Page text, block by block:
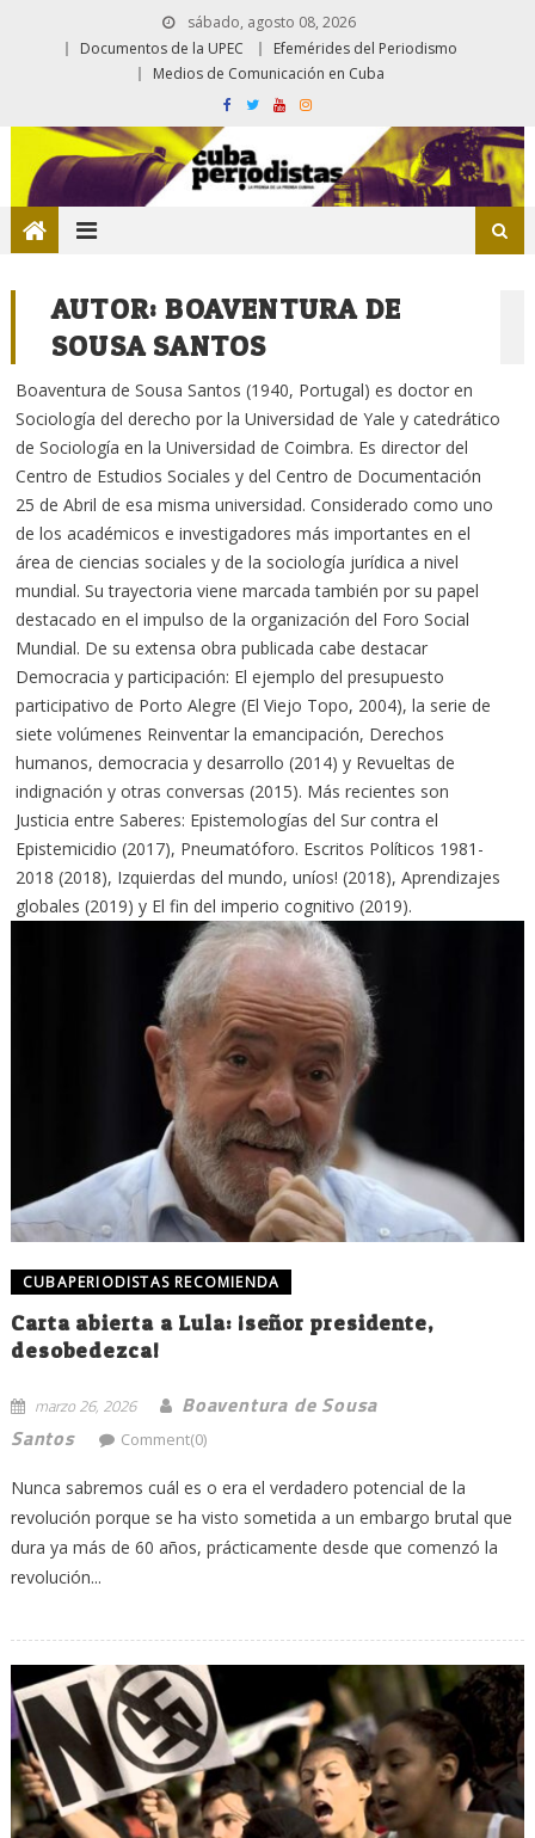
sábado, agosto 08, 2026
Documentos de la UPEC
Efemérides del Periodismo
Medios de Comunicación en Cuba
AUTOR:BOAVENTURA DE
SOUSA SANTOS
Boaventura de Sousa Santos (1940, Portugal) es doctor en
Sociología del derecho por la Universidad de Yale y catedrático
de Sociología en la Universidad de Coimbra. Es director del
Centro de Estudios Sociales y del Centro de Documentación
25 de Abril de esa misma universidad. Considerado como uno
de los académicos e investigadores más importantes en el
área de ciencias sociales y de la sociología jurídica a nivel
mundial. Su trayectoria viene marcada también por su papel
destacado en el impulso de la organización del Foro Social
Mundial. De su extensa obra publicada cabe destacar
Democracia y participación: El ejemplo del presupuesto
participativo de Porto Alegre (El Viejo Topo, 2004), la serie de
siete volúmenes Reinventar la emancipación, Derechos
humanos, democracia y desarrollo (2014) y Revueltas de
indignación y otras conversas (2015). Más recientes son
Justicia entre Saberes: Epistemologías del Sur contra el
Epistemicidio (2017), Pneumatóforo. Escritos Políticos 1981-
2018 (2018), Izquierdas del mundo, uníos! (2018), Aprendizajes
globales (2019) y El fin del imperio cognitivo (2019).
CUBAPERIODISTAS RECOMIENDA
Carta abierta a Lula: ¡señor presidente,
desobedezca!
marzo 26, 2026
Boaventura de Sousa
Santos
Comment(0)
Nunca sabremos cuál es o era el verdadero potencial de la
revolución porque se ha visto sometida a un embargo brutal que
dura ya más de 60 años, prácticamente desde que comenzó la
revolución...